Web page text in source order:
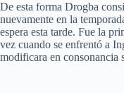
De esta forma Drogba
nuevamente en la
espera esta tarde. Fue la
vez cuando se enfrentó a
modificara en consonancia